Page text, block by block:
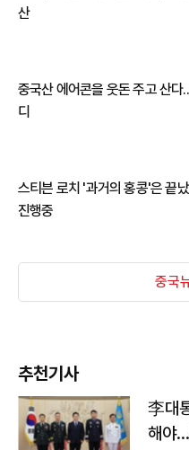
산
중국산 에어콘을 웃돈 주고 산다
디
스티븐 로치 '과거의 홍콩'은 끝
진행중
중국
추천기사
李대
해야